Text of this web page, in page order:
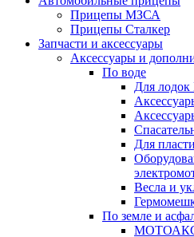
Прицепы МЗСА
Прицепы Сталкер
Запчасти и аксессуары
Аксессуары и
По воде
Для
Для
Весла и
По земле и